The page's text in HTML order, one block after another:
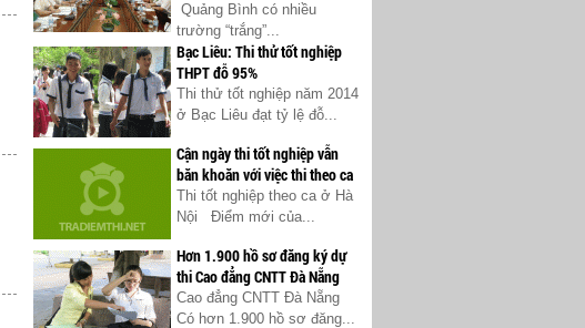
Quảng Bình có nhiều
trường “trắng”...
Bạc Liêu: Thi thử tốt nghiệp
THPT đỗ 95%
Thi thử tốt nghiệp năm 2014
ở Bạc Liêu đạt tỷ lệ đỗ...
Cận ngày thi tốt nghiệp vẫn
băn khoăn với việc thi theo ca
Thi tốt nghiệp theo ca ở Hà
Nội Điểm mới của...
Hơn 1.900 hồ sơ đăng ký dự
thi Cao đẳng CNTT Đà Nẵng
Cao đẳng CNTT Đà Nẵng
Có hơn 1.900 hồ sơ đăng...